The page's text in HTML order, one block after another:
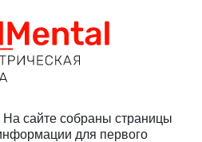
сайте собраны страницы
для первого